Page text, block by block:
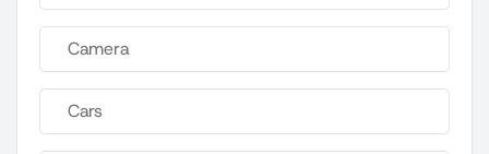
Camera
Cars